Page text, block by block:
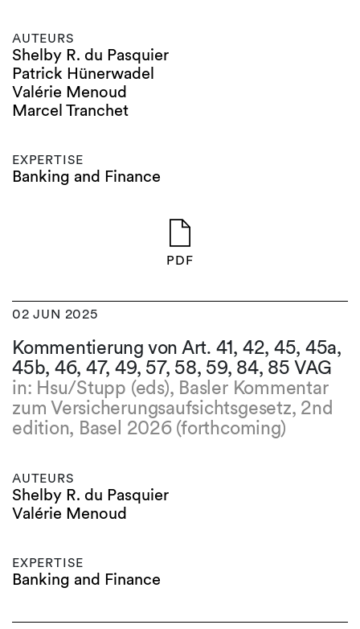
AUTEURS
Shelby R. du Pasquier
Patrick Hünerwadel
Valérie Menoud
Marcel Tranchet
EXPERTISE
Banking and Finance
PDF
02 JUN 2025
Kommentierung von Art. 41, 42, 45, 45a,
45b, 46, 47, 49, 57, 58, 59, 84, 85 VAG
in: Hsu/Stupp (eds), Basler Kommentar
zum Versicherungsaufsichtsgesetz, 2nd
edition, Basel 2026 (forthcoming)
AUTEURS
Shelby R. du Pasquier
Valérie Menoud
EXPERTISE
Banking and Finance